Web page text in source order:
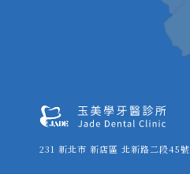
231 新北市 新店區 北新路二段45號